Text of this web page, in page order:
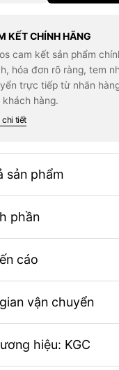
quantity
Sâm
Jung
Kwan
Jang
i-
Pass
J
KẾT CHÍNH HÃNG
cam kết sản phẩm
hóa đơn rõ ràng, tem
trực tiếp từ nhãn
khách hàng.
chi tiết
sản phẩm
phần
cáo
vận chuyển
hiệu: KGC